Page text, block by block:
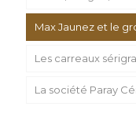
Max Jaunez et le
Les carreaux
La société Paray